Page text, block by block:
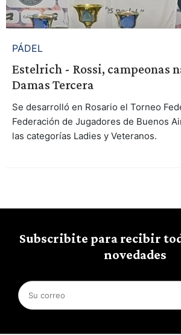
PÁDEL
Estelrich - Rossi, campeonas
Damas Tercera
Se desarrolló en Rosario el Torneo
Federación de Jugadores de Buenos
las categorías Ladies y Veteranos.
Subscribite para recibir
novedades